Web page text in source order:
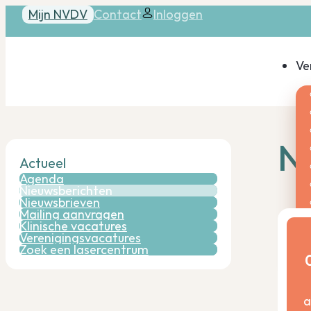
Mijn NVDV Contact Inloggen
Actueel
Agenda
Nieuwsberichten
Nieuwsbrieven
Mailing aanvragen
Klinische vacatures
Verenigingsvacatures
Zoek een lasercentrum